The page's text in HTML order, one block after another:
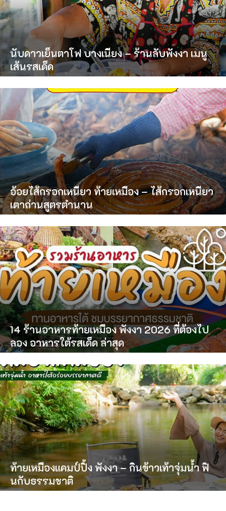
นับดาวเย็นตาโฟ บางเนียง – ร้านลับพังงา เมนู
เส้นรสเด็ด
อ้อยไส้กรอกเหนียว ท้ายเหมือง – ไส้กรอกเหนียว
เตาถ่านสูตรตำนาน
14 ร้านอาหารท้ายเหมือง พังงา 2026 ที่ต้องไป
ลอง อาหารใต้รสเด็ด ล่าสุด
ท้ายเหมืองแคมป์ปิ้ง พังงา – กินข้าวเท้าจุ่มน้ำ ฟิ
นกับธรรมชาติ